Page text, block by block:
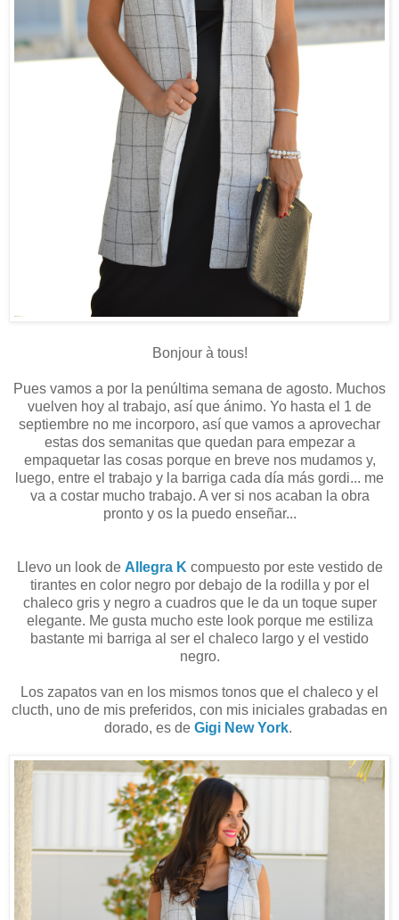
Bonjour à tous!
Pues vamos a por la penúltima semana de agosto. Muchos
vuelven hoy al trabajo, así que ánimo. Yo hasta el 1 de
septiembre no me incorporo, así que vamos a aprovechar
estas dos semanitas que quedan para empezar a
empaquetar las cosas porque en breve nos mudamos y,
luego, entre el trabajo y la barriga cada día más gordi... me
va a costar mucho trabajo. A ver si nos acaban la obra
pronto y os la puedo enseñar...
Llevo un look de Allegra K compuesto por este vestido de
tirantes en color negro por debajo de la rodilla y por el
chaleco gris y negro a cuadros que le da un toque super
elegante. Me gusta mucho este look porque me estiliza
bastante mi barriga al ser el chaleco largo y el vestido
negro.
Los zapatos van en los mismos tonos que el chaleco y el
clucth, uno de mis preferidos, con mis iniciales grabadas en
dorado, es de Gigi New York.